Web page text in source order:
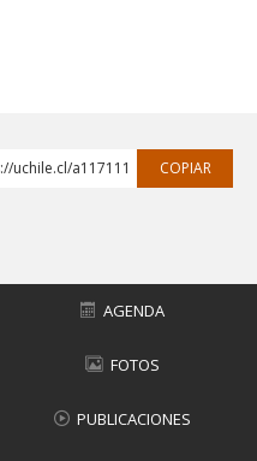
uchile.cl/a117111 COPIAR
AGENDA
FOTOS
PUBLICACIONES